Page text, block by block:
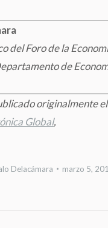
del Foro de la
de
originalmente el
Global,
Delacámara marzo 5,